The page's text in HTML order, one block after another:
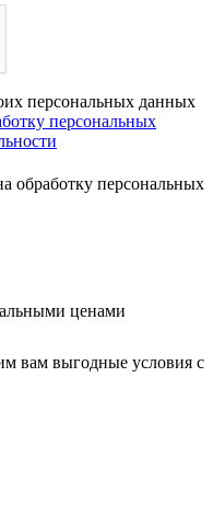
персональных данных
персональных
обработку персональных
ценами
вам выгодные условия с